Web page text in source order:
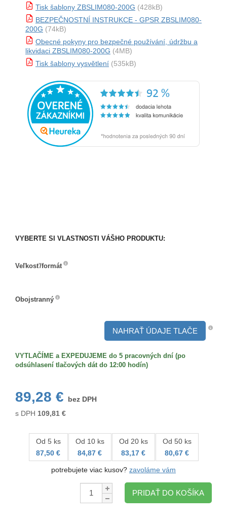
Tisk šablony ZBSLIM080-200G (428kB)
BEZPEČNOSTNÍ INSTRUKCE - GPSR ZBSLIM080-
200G (74kB)
Obecné pokyny pro bezpečné používání, údržbu a
likvidaci ZBSLIM080-200G (4MB)
Tisk šablony vysvětlení (535kB)
VYBERTE SI VLASTNOSTI VÁŠHO PRODUKTU:
Veľkosť/formát
Obojstranný
NAHRAŤ ÚDAJE TLAČE
VYTLAČÍME a EXPEDUJEME do 5 pracovných dní (po
odsúhlasení tlačových dát do 12:00 hodín)
89,28 €
bez DPH
s DPH 109,81 €
Od 5 ks
87,50 €
Od 10 ks
84,87 €
Od 20 ks
83,17 €
Od 50 ks
80,67 €
potrebujete viac kusov? zavoláme vám
Množstvo:
PRIDAŤ DO KOŠÍKA